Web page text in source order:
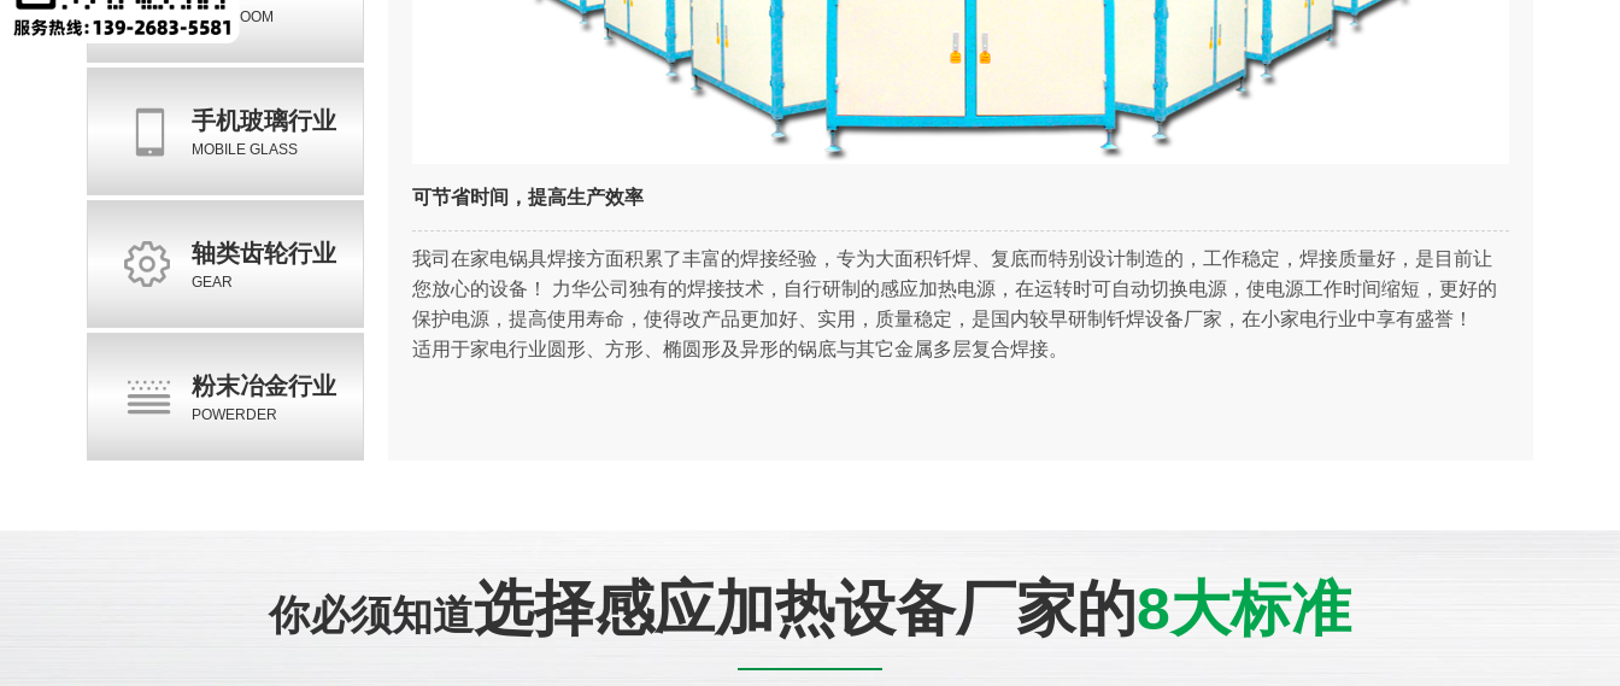
BATHROOM
手机玻璃行业
MOBILE GLASS
轴类齿轮行业
GEAR
粉末冶金行业
POWERDER
可节省时间，提高生产效率
我司在家电锅具焊接方面积累了丰富的焊接经验，专为大面积钎焊、复底而特别设计制造的，工作稳定，焊接质量好，是目前让
您放心的设备！ 力华公司独有的焊接技术，自行研制的感应加热电源，在运转时可自动切换电源，使电源工作时间缩短，更好的
保护电源，提高使用寿命，使得改产品更加好、实用，质量稳定，是国内较早研制钎焊设备厂家，在小家电行业中享有盛誉！
适用于家电行业圆形、方形、椭圆形及异形的锅底与其它金属多层复合焊接。
你必须知道选择感应加热设备厂家的8大标准